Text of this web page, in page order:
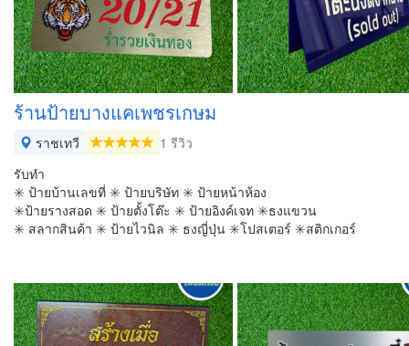
ร้านป้ายบางแคเพชรเกษม
ราชเทวี
1 รีวิว
รับทำ
✳️ ป้ายบ้านเลขที่ ✳️ ป้ายบริษัท ✳️ ป้ายหน้าห้อง
✳️ป้ายรางสอด ✳️ ป้ายตั้งโต๊ะ ✳️ ป้ายอิงค์เจท ✳️ธงแขวน
✳️ สลากสินค้า ✳️ ป้ายไวนิล ✳️ ธงญี่ปุ่น ✳️โปสเตอร์ ✳️สติกเกอร์